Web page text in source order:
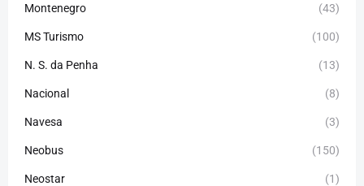
Montenegro (43)
MS Turismo (100)
N. S. da Penha (13)
Nacional (8)
Navesa (3)
Neobus (150)
Neostar (1)